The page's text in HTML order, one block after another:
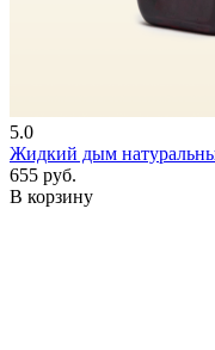
5.0
Жидкий дым
655 руб.
В корзину